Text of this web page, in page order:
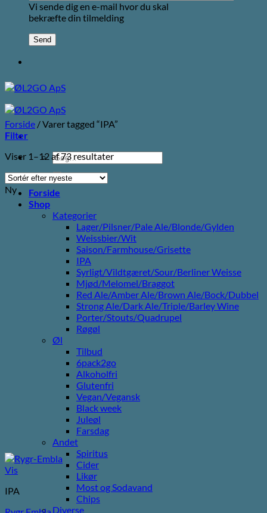
Vi sende dig en e-mail hvor du skal
bekræfte din tilmelding
Søg
efter:
Forside
Shop
Kategorier
Lager/Pilsner/Pale Ale/Blonde/Gylden
Weissbier/Wit
Saison/Farmhouse/Grisette
IPA
Syrligt/Vildtgæret/Sour/Berliner Weisse
Mjød/Melomel/Braggot
Red Ale/Amber Ale/Brown Ale/Bock/Dubbel
Strong Ale/Dark Ale/Triple/Barley Wine
Porter/Stouts/Quadrupel
Røgøl
Øl
Tilbud
6pack2go
Alkoholfri
Glutenfri
Vegan/Vegansk
Black week
Juleøl
Farsdag
Andet
Spiritus
Cider
Likør
Most og Sodavand
Chips
Diverse
Forside /Varer tagged “IPA”
Filter
Viser 1–12 af 73 resultaterSorteret
efter
Ny
Vis
IPA